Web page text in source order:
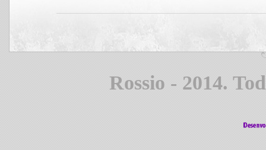
Rossio - 2014.